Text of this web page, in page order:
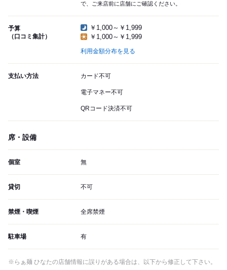
で、ご来店前に店舗にご確認ください。
予算
（口コミ集計）
￥1,000～￥1,999
￥1,000～￥1,999
利用金額分布を見る
支払い方法 カード不可
電子マネー不可
QRコード決済不可
席・設備
個室 無
貸切 不可
禁煙・喫煙 全席禁煙
駐車場 有
※らぁ麺 ひなたの店舗情報に誤りがある場合は、以下から修正して下さい。